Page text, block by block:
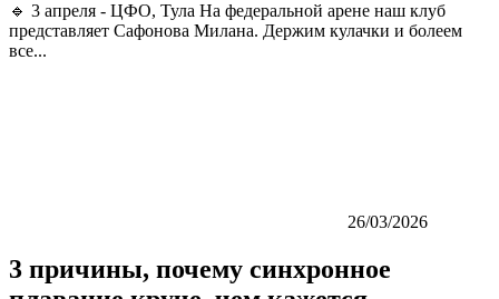
🔹 3 апреля - ЦФО, Тула На федеральной арене наш клуб
представляет Сафонова Милана. Держим кулачки и болеем
все...
26/03/2026
3 причины, почему синхронное